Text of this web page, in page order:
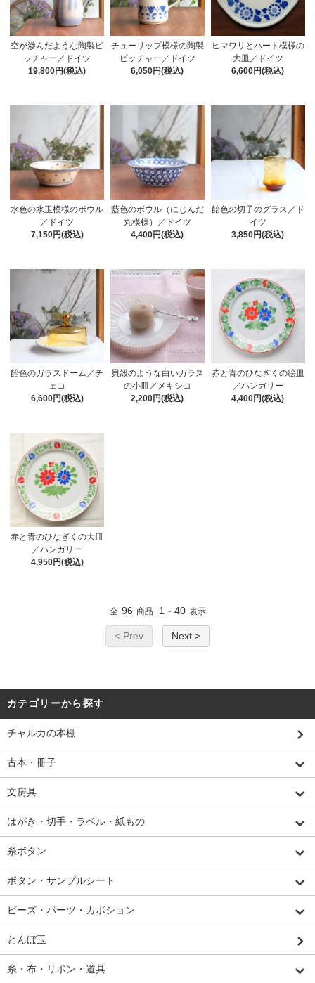
空が滲んだような陶製ピ
ッチャー／ドイツ
19,800円(税込)
チューリップ模様の陶製
ピッチャー／ドイツ
6,050円(税込)
ヒマワリとハート模様の
大皿／ドイツ
6,600円(税込)
水色の水玉模様のボウル
／ドイツ
7,150円(税込)
藍色のボウル（にじんだ
丸模様）／ドイツ
4,400円(税込)
飴色の切子のグラス／ド
イツ
3,850円(税込)
飴色のガラスドーム／チ
ェコ
6,600円(税込)
貝殻のような白いガラス
の小皿／メキシコ
2,200円(税込)
赤と青のひなぎくの絵皿
／ハンガリー
4,400円(税込)
赤と青のひなぎくの大皿
／ハンガリー
4,950円(税込)
全 96 商品 1 - 40 表示
< Prev Next >
カテゴリーから探す
チャルカの本棚
古本・冊子
文房具
はがき・切手・ラベル・紙もの
糸ボタン
ボタン・サンプルシート
ビーズ・パーツ・カボション
とんぼ玉
糸・布・リボン・道具